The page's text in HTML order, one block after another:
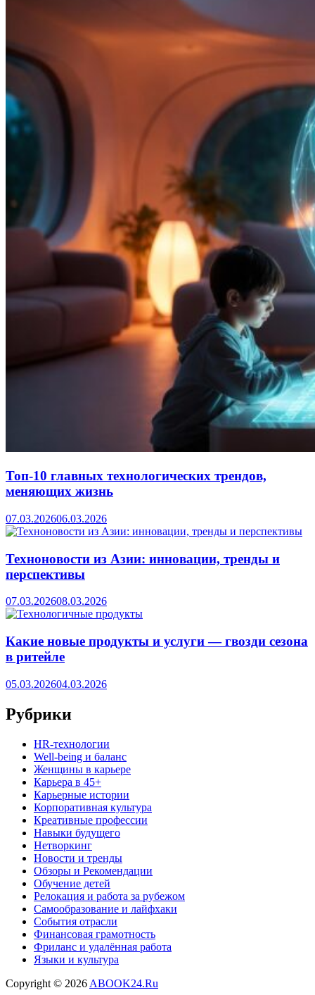
Топ-10 главных технологических трендов,
меняющих жизнь
07.03.202606.03.2026
Техноновости из Азии: инновации, тренды и
перспективы
07.03.202608.03.2026
Какие новые продукты и услуги — гвозди сезона
в ритейле
05.03.202604.03.2026
Рубрики
HR‑технологии
Well-being и баланс
Женщины в карьере
Карьера в 45+
Карьерные истории
Корпоративная культура
Креативные профессии
Навыки будущего
Нетворкинг
Новости и тренды
Обзоры и Рекомендации
Обучение детей
Релокация и работа за рубежом
Самообразование и лайфхаки
События отрасли
Финансовая грамотность
Фриланс и удалённая работа
Языки и культура
Copyright © 2026 ABOOK24.Ru